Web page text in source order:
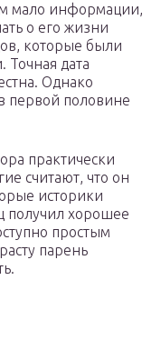
мало информации,
о его жизни
которые были
дата
Однако
первой половине
практически
считают, что он
историки
получил хорошее
простым
парень